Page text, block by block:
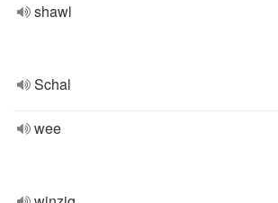
shawl
Schal
wee